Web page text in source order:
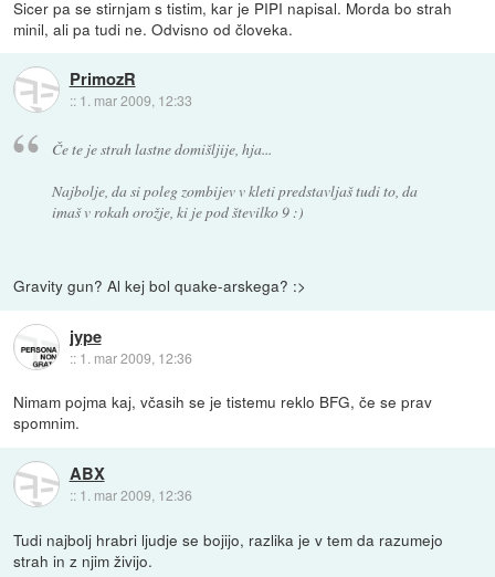
Sicer pa se stirnjam s tistim, kar je PIPI napisal. Morda bo strah
minil, ali pa tudi ne. Odvisno od človeka.
PrimozR
:: 1. mar 2009, 12:33
Če te je strah lastne domišljije, hja...
Najbolje, da si poleg zombijev v kleti predstavljaš tudi to, da
imaš v rokah orožje, ki je pod številko 9 :)
Gravity gun? Al kej bol quake-arskega? :>
jype
:: 1. mar 2009, 12:36
Nimam pojma kaj, včasih se je tistemu reklo BFG, če se prav
spomnim.
ABX
:: 1. mar 2009, 12:36
Tudi najbolj hrabri ljudje se bojijo, razlika je v tem da razumejo
strah in z njim živijo.